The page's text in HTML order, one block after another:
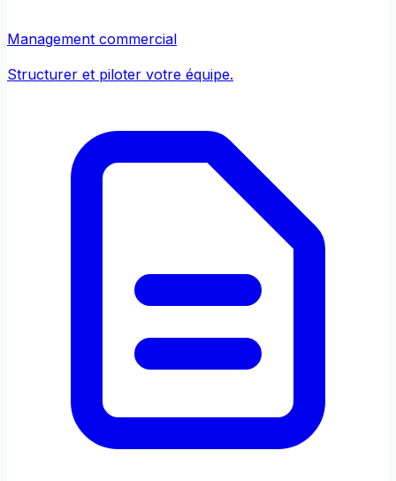
Management commercial
Structurer et piloter votre équipe.